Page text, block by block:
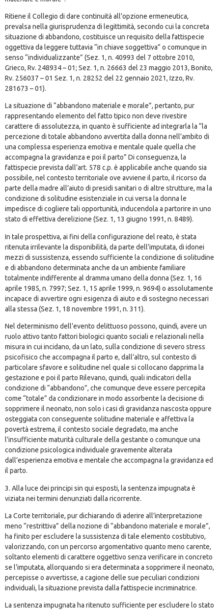
Ritiene il Collegio di dare continuità all’opzione ermeneutica,
prevalsa nella giurisprudenza di legittimità, secondo cui la concreta
situazione di abbandono, costituisce un requisito della fattispecie
oggettiva da leggere tuttavia “in chiave soggettiva” o comunque in
senso “individualizzante” (Sez. 1, n. 40993 del 7 ottobre 2010,
Grieco, Rv. 248934 – 01; Sez. 1, n. 26663 del 23 maggio 2013, Bonito,
Rv. 256037 – 01 Sez. 1, n. 28252 del 22 gennaio 2021, Izzo, Rv.
281673 – 01).
La situazione di “abbandono materiale e morale”, pertanto, pur
rappresentando elemento del fatto tipico non deve rivestire
carattere di assolutezza, in quanto è sufficiente ad integrarla la “la
percezione di totale abbandono avvertita dalla donna nell’ambito di
una complessa esperienza emotiva e mentale quale quella che
accompagna la gravidanza e poi il parto” Di conseguenza, la
fattispecie prevista dall’art. 578 c.p. è applicabile anche quando sia
possibile, nel contesto territoriale ove avviene il parto, il ricorso da
parte della madre all’aiuto di presidi sanitari o di altre strutture, ma la
condizione di solitudine esistenziale in cui versa la donna le
impedisce di cogliere tali opportunità, inducendola a partorire in uno
stato di effettiva derelizione (Sez. 1, 13 giugno 1991, n. 8489).
In tale prospettiva, ai fini della configurazione del reato, è stata
ritenuta irrilevante la disponibilità, da parte dell’imputata, di idonei
mezzi di sussistenza, essendo sufficiente la condizione di solitudine
e di abbandono determinata anche da un ambiente familiare
totalmente indifferente al dramma umano della donna (Sez. 1, 16
aprile 1985, n. 7997; Sez. 1, 15 aprile 1999, n. 9694) o assolutamente
incapace di avvertire ogni esigenza di aiuto e di sostegno necessari
alla stessa (Sez. 1, 18 novembre 1991, n. 311).
Nel determinismo dell’evento delittuoso possono, quindi, avere un
ruolo attivo tanto fattori biologici quanto sociali e relazionali nella
misura in cui incidano, da un lato, sulla condizione di severo stress
psicofisico che accompagna il parto e, dall’altro, sul contesto di
particolare sfavore e solitudine nel quale si collocano dapprima la
gestazione e poi il parto Rilevano, quindi, quali indicatori della
condizione di “abbandono”, che comunque deve essere percepita
come “totale” da condizionare in modo assorbente la decisione di
sopprimere il neonato, non solo i casi di gravidanza nascosta oppure
osteggiata con conseguente solitudine materiale e affettiva la
povertà estrema, il contesto sociale degradato, ma anche
l’insufficiente maturità culturale della gestante o comunque una
condizione psicologica individuale gravemente alterata
dall’esperienza emotiva e mentale che accompagna la gravidanza ed
il parto.
3. Alla luce dei principi sin qui esposti, la sentenza impugnata è
viziata nei termini denunziati dalla ricorrente.
La Corte territoriale, pur dichiarando di aderire all’interpretazione
meno “restrittiva” della nozione di “abbandono materiale e morale”,
ha finito per escludere la sussistenza di tale elemento costitutivo,
valorizzando, con un percorso argomentativo quanto meno carente,
soltanto elementi di carattere oggettivo senza verificare in concreto
se l’imputata, allorquando si era determinata a sopprimere il neonato,
percepisse o avvertisse, a cagione delle sue peculiari condizioni
individuali, la situazione prevista dalla fattispecie incriminatrice.
La sentenza impugnata ha ritenuto sufficiente per escludere lo stato